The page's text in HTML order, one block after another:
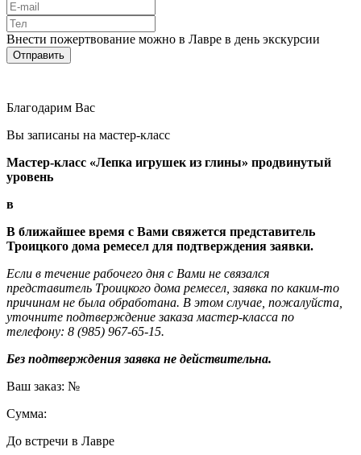
Внести пожертвование можно в Лавре в день экскурсии
Благодарим Вас
Вы записаны на мастер-класс
Мастер-класс «Лепка игрушек из глины» продвинутый
уровень
в
В ближайшее время с Вами свяжется представитель
Троицкого дома ремесел для подтверждения заявки.
Если в течение рабочего дня с Вами не связался
представитель Троицкого дома ремесел, заявка по каким-то
причинам не была обработана. В этом случае, пожалуйста,
уточните подтверждение заказа мастер-класса по
телефону: 8 (985) 967-65-15.
Без подтверждения заявка не действительна.
Ваш заказ: №
Сумма:
До встречи в Лавре